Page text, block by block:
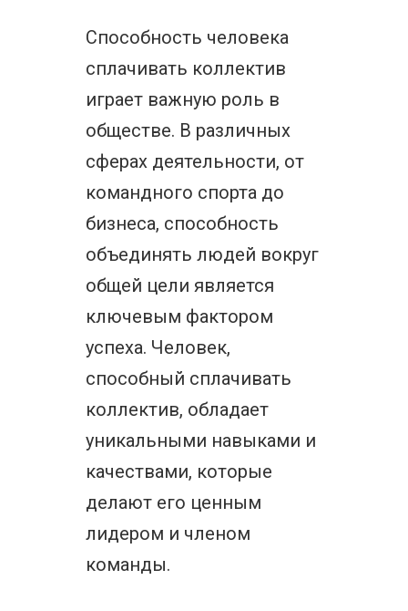
Способность человека
сплачивать коллектив
играет важную роль в
обществе. В различных
сферах деятельности, от
командного спорта до
бизнеса, способность
объединять людей вокруг
общей цели является
ключевым фактором
успеха. Человек,
способный сплачивать
коллектив, обладает
уникальными навыками и
качествами, которые
делают его ценным
лидером и членом
команды.